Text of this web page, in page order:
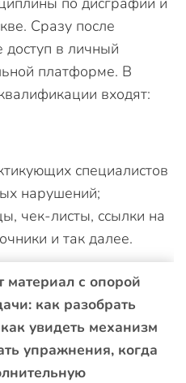
Сразу после
доступ в личный
платформе. В
входят:
специалистов
нарушений;
чек-листы, ссылки на
и так далее.
материал с опорой
как разобрать
увидеть механизм
упражнения, когда